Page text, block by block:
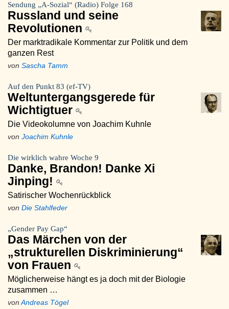
Sendung „A-Sozial“ (Radio) Folge 168
Russland und seine
Revolutionen
Der marktradikale Kommentar zur Politik und dem
ganzen Rest
von Sascha Tamm
Auf den Punkt 83 (ef-TV)
Weltuntergangsgerede für
Wichtigtuer
Die Videokolumne von Joachim Kuhnle
von Joachim Kuhnle
Die wirklich wahre Woche 9
Danke, Brandon! Danke Xi
Jinping!
Satirischer Wochenrückblick
von Die Stahlfeder
„Gender Pay Gap“
Das Märchen von der
„strukturellen Diskriminierung“
von Frauen
Möglicherweise hängt es ja doch mit der Biologie
zusammen …
von Andreas Tögel